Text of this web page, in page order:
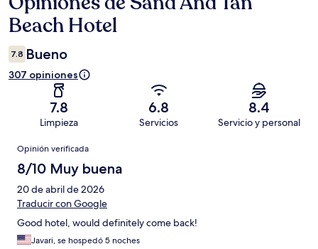
Beach Hotel
7.8 Bueno
307 opiniones
7.8
Limpieza
6.8
Servicios
8.4
Servicio y personal
Opiniones
Opinión verificada
8/10 Muy buena
20 de abril de 2026
Traducir con Google
Good hotel, would definitely come back!
Javari, se hospedó 5 noches